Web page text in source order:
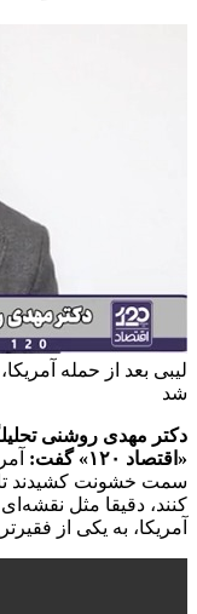
از حمله آمریکا، به
مهدی روشنی تحلیلگر
گفت:
کشیدند تا با
دقیقا مثل نقشه‌ای که
به یکی از فقیرترین